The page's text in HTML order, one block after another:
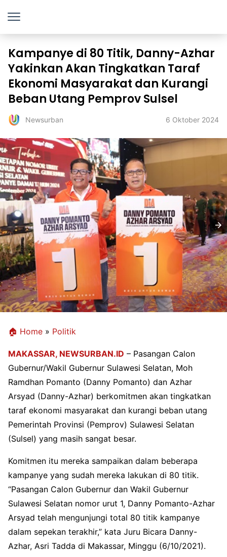
Kampanye di 80 Titik, Danny-Azhar
Yakinkan Akan Tingkatkan Taraf
Ekonomi Masyarakat dan Kurangi
Beban Utang Pemprov Sulsel
Newsurban 6 Oktober 2024
🏠 Home » Politik
MAKASSAR, NEWSURBAN.ID – Pasangan Calon
Gubernur/Wakil Gubernur Sulawesi Selatan, Moh
Ramdhan Pomanto (Danny Pomanto) dan Azhar
Arsyad (Danny-Azhar) berkomitmen akan tingkatkan
taraf ekonomi masyarakat dan kurangi beban utang
Pemerintah Provinsi (Pemprov) Sulawesi Selatan
(Sulsel) yang masih sangat besar.
Komitmen itu mereka sampaikan dalam beberapa
kampanye yang sudah mereka lakukan di 80 titik.
“Pasangan Calon Gubernur dan Wakil Gubernur
Sulawesi Selatan nomor urut 1, Danny Pomanto-Azhar
Arsyad telah mengunjungi total 80 titik kampanye
dalam sepekan terakhir,” kata Juru Bicara Danny-
Azhar, Asri Tadda di Makassar, Minggu (6/10/2021).